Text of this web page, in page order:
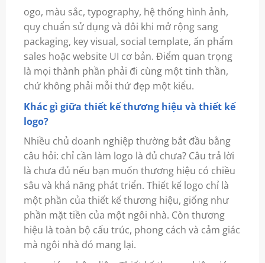
ogo, màu sắc, typography, hệ thống hình ảnh,
quy chuẩn sử dụng và đôi khi mở rộng sang
packaging, key visual, social template, ấn phẩm
sales hoặc website UI cơ bản. Điểm quan trọng
là mọi thành phần phải đi cùng một tinh thần,
chứ không phải mỗi thứ đẹp một kiểu.
Khác gì giữa thiết kế thương hiệu và thiết kế
logo?
Nhiều chủ doanh nghiệp thường bắt đầu bằng
câu hỏi: chỉ cần làm logo là đủ chưa? Câu trả lời
là chưa đủ nếu bạn muốn thương hiệu có chiều
sâu và khả năng phát triển. Thiết kế logo chỉ là
một phần của thiết kế thương hiệu, giống như
phần mặt tiền của một ngôi nhà. Còn thương
hiệu là toàn bộ cấu trúc, phong cách và cảm giác
mà ngôi nhà đó mang lại.